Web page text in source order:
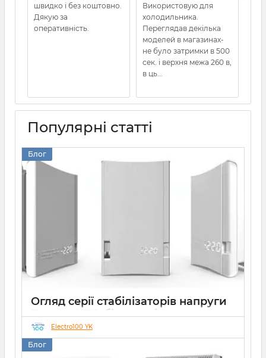
швидко і без коштовно.
Дякую за
оперативність.
Використовую для
холодильника.
Переглядав декілька
моделей в магазинах-
не було затримки в 500
сек. і верхня межа 260 в,
в ць...
Популярні статті
Блог
Огляд серії стабілізаторів напруги
Елекс АНТС: більше ніж просто
захист
22 07 2026
Electro100 YK
Блог